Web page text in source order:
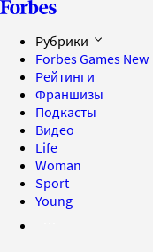
Рубрики
Forbes Games New
Рейтинги
Франшизы
Подкасты
Видео
Life
Woman
Sport
Young